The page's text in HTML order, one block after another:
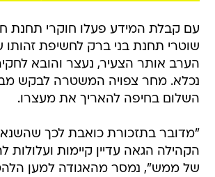
עם קבלת המידע פעלו חוקרי תחנת
שוטרי תחנת בני ברק לחשיפת
הערב אותר הצעיר, נעצר והובא
נכלא. מחר צפויה המשטרה לבקש
השלום בחיפה להאריך את מעצרו.
"מדובר בתזכורת כואבת לכך
הקהילה הגאה עדיין קיימות ועלולות
של ממש", נמסר מהאגודה למען